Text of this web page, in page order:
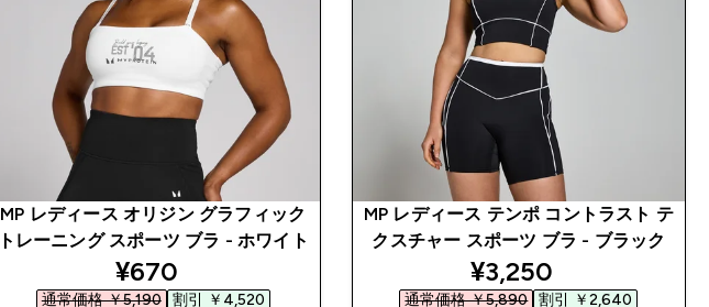
MP レディース オリジン グラフィック
トレーニング スポーツ ブラ - ホワイト
discounted price
¥670‎
通常価格 ￥5,190‎ 割引 ￥4,520‎
MP レディース テンポ コントラスト テ
クスチャー スポーツ ブラ - ブラック
discounted price
¥3,250‎
通常価格 ￥5,890‎ 割引 ￥2,640‎